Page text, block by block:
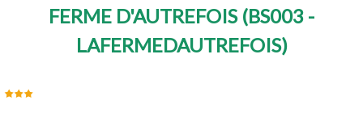
FERME D'AUTREFOIS (BS003 -
LAFERMEDAUTREFOIS)